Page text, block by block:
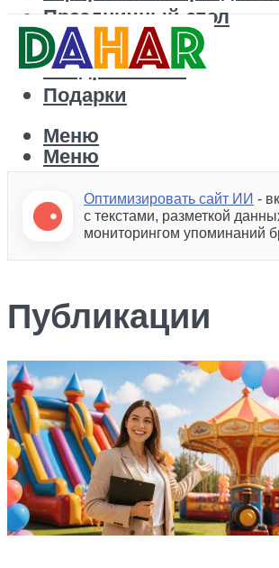
Праздничный стол
Корпоратив
Поздравления
Подарки
Меню
Меню
Оптимизировать сайт ИИ -
с текстами, разметкой
мониторингом упоминаний
Публикации